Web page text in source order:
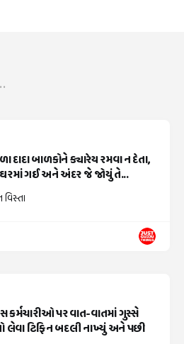
દાદા બાળકોને ક્યારેય રમવા ન દેતા,
ગઈ અને અંદર જે જોયું તે...
પર વાત-વાતમાં ગુસ્સે
લેવા ટિફિન બદલી નાખ્યું અને પછી